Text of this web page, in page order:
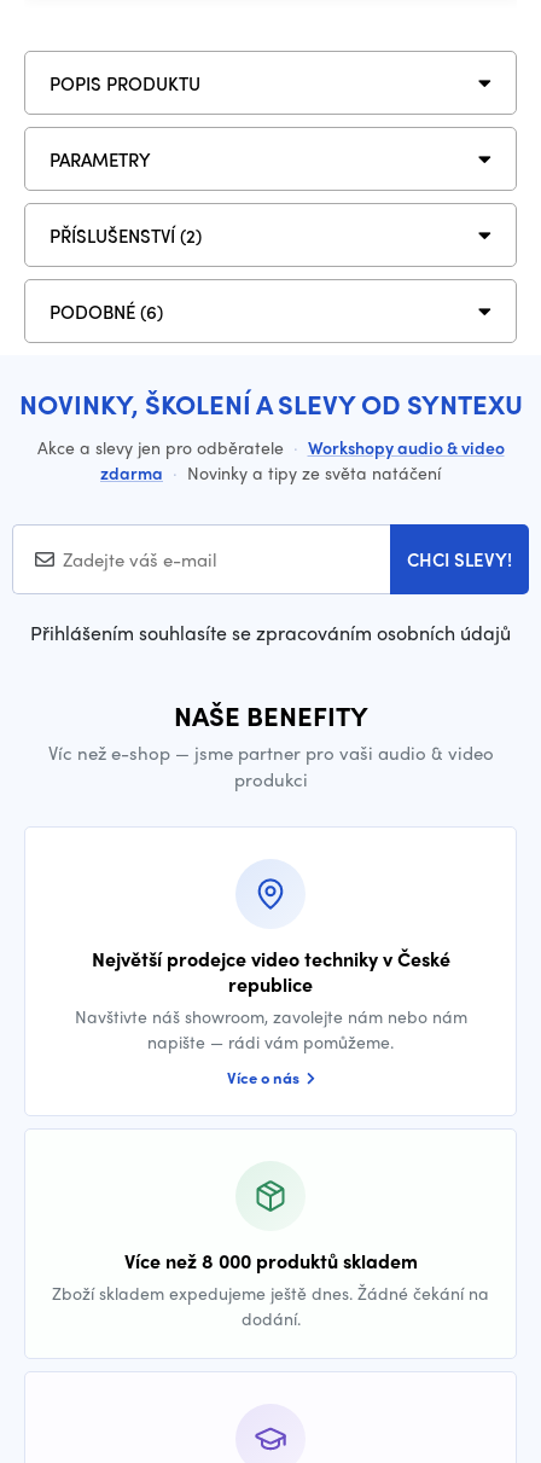
POPIS PRODUKTU
PARAMETRY
PŘÍSLUŠENSTVÍ (2)
PODOBNÉ (6)
NOVINKY, ŠKOLENÍ A SLEVY OD SYNTEXU
Akce a slevy jen pro odběratele · Workshopy audio & video
zdarma · Novinky a tipy ze světa natáčení
CHCI SLEVY!
Přihlášením souhlasíte se zpracováním osobních údajů
NAŠE BENEFITY
Víc než e-shop — jsme partner pro vaši audio & video
produkci
Největší prodejce video techniky v České
republice
Navštivte náš showroom, zavolejte nám nebo nám
napište — rádi vám pomůžeme.
Více o nás
Více než 8 000 produktů skladem
Zboží skladem expedujeme ještě dnes. Žádné čekání na
dodání.